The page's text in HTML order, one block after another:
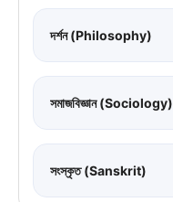
দর্শন (Philosophy)
সমাজবিজ্ঞান (Sociology)
সংস্কৃত (Sanskrit)